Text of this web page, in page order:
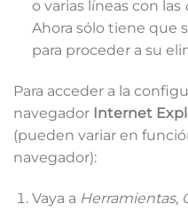
o varias líneas con las
Ahora sólo tiene que
para proceder a su
Para acceder a la
navegador Internet
(pueden variar en
navegador):
Vaya a Herramientas,